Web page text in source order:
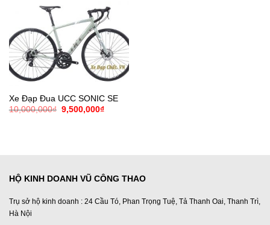
Xe Đạp Đua UCC SONIC SE
10,000,000₫ Giá
9,500,000₫Giá
HỘ KINH DOANH VŨ CÔNG THAO
Trụ sở hộ kinh doanh : 24 Cầu Tó, Phan Trọng Tuệ, Tả Thanh Oai, Thanh Trì,
Hà Nội